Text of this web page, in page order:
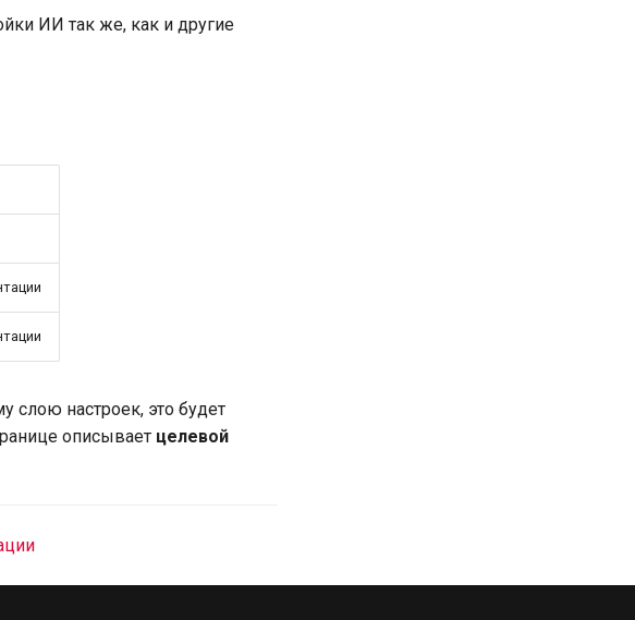
ИИ так же, как и другие
слою настроек, это будет
описывает целевой